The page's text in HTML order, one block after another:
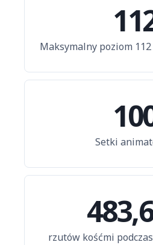
Maksymalny poziom
Setki
rzutów kośćmi